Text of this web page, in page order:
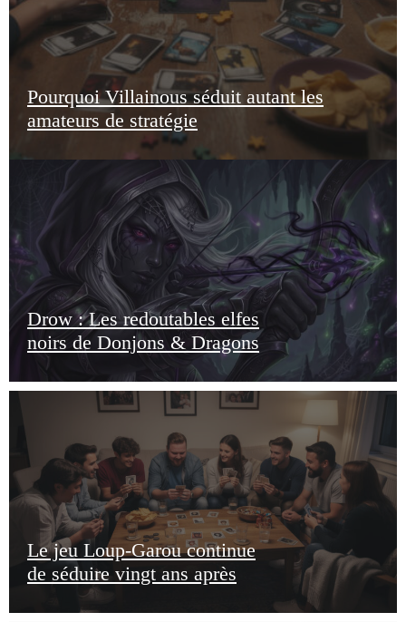
Pourquoi Villainous séduit autant les
amateurs de stratégie
Drow : Les redoutables elfes
noirs de Donjons & Dragons
Le jeu Loup-Garou continue
de séduire vingt ans après